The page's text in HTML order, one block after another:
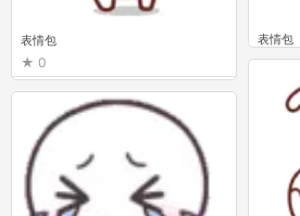
表情包
0
表情包
0